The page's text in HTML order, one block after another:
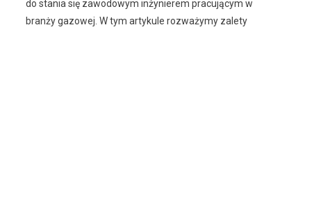
do stania się zawodowym inżynierem pracującym w
branży gazowej. W tym artykule rozważymy zalety